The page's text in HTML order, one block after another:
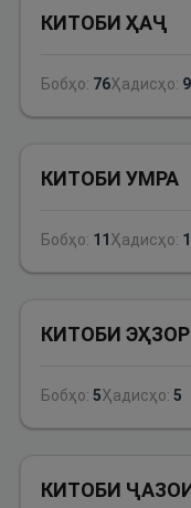
КИТОБИ ҲАҶ
Бобҳо: 76Ҳадисҳо:
КИТОБИ УМРА
Бобҳо: 11 Ҳадисҳо:
КИТОБИ
Бобҳо: 5Ҳадисҳо: 5
КИТОБИ